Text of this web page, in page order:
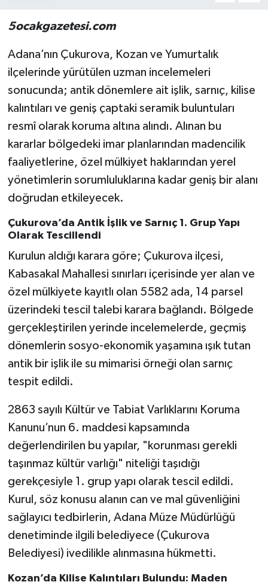
5ocakgazetesi.com
Adana’nın Çukurova, Kozan ve Yumurtalık
ilçelerinde yürütülen uzman incelemeleri
sonucunda; antik dönemlere ait işlik, sarnıç, kilise
kalıntıları ve geniş çaptaki seramik buluntuları
resmî olarak koruma altına alındı. Alınan bu
kararlar bölgedeki imar planlarından madencilik
faaliyetlerine, özel mülkiyet haklarından yerel
yönetimlerin sorumluluklarına kadar geniş bir alanı
doğrudan etkileyecek.
Çukurova’da Antik İşlik ve Sarnıç 1. Grup Yapı
Olarak Tescillendi
Kurulun aldığı karara göre; Çukurova ilçesi,
Kabasakal Mahallesi sınırları içerisinde yer alan ve
özel mülkiyete kayıtlı olan 5582 ada, 14 parsel
üzerindeki tescil talebi karara bağlandı. Bölgede
gerçekleştirilen yerinde incelemelerde, geçmiş
dönemlerin sosyo-ekonomik yaşamına ışık tutan
antik bir işlik ile su mimarisi örneği olan sarnıç
tespit edildi.
2863 sayılı Kültür ve Tabiat Varlıklarını Koruma
Kanunu’nun 6. maddesi kapsamında
değerlendirilen bu yapılar, "korunması gerekli
taşınmaz kültür varlığı" niteliği taşıdığı
gerekçesiyle 1. grup yapı olarak tescil edildi.
Kurul, söz konusu alanın can ve mal güvenliğini
sağlayıcı tedbirlerin, Adana Müze Müdürlüğü
denetiminde ilgili belediyece (Çukurova
Belediyesi) ivedilikle alınmasına hükmetti.
Kozan’da Kilise Kalıntıları Bulundu: Maden